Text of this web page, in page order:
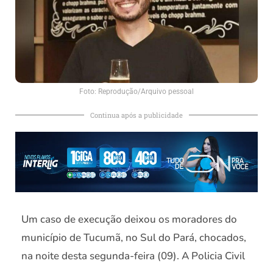
Foto: Reprodução/Arquivo pessoal
Continua após a publicidade
Um caso de execução deixou os moradores do
município de Tucumã, no Sul do Pará, chocados,
na noite desta segunda-feira (09). A Policia Civil